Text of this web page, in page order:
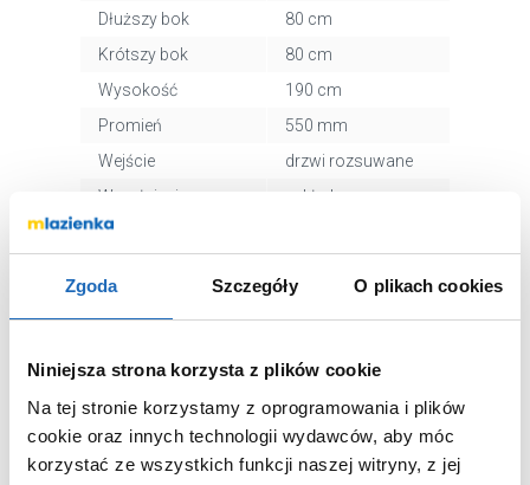
Zgoda Szczegóły O plikach cookies
Niniejsza strona korzysta z plików cookie
Na tej stronie korzystamy z oprogramowania i plików
cookie oraz innych technologii wydawców, aby móc
korzystać ze wszystkich funkcji naszej witryny, z jej
Dłuższy bok
80 cm
Krótszy bok
80 cm
Wysokość
190 cm
Promień
550 mm
Wejście
drzwi rozsuwane
Wypełnienie
szkło brązowe
Powłoka ochronna
brodzika
Mocowanie
prawe, lewe,
Wykończenie profili
połysk
Kod EAN
5902738002187